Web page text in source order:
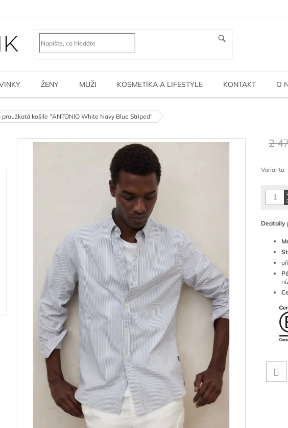
HLEDAT
ŽENY MUŽI KOSMETIKA A LIFESTYLE KONTAKT O
košile "ANTONIO White Navy Blue Striped“
2
cena:
Varianta
Deataily